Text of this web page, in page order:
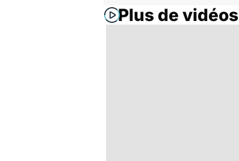
Plus de vidéos